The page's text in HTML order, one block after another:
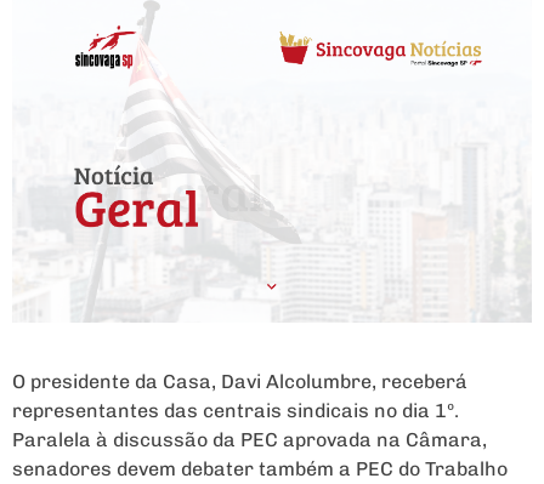
O presidente da Casa, Davi Alcolumbre, receberá
representantes das centrais sindicais no dia 1º.
Paralela à discussão da PEC aprovada na Câmara,
senadores devem debater também a PEC do Trabalho